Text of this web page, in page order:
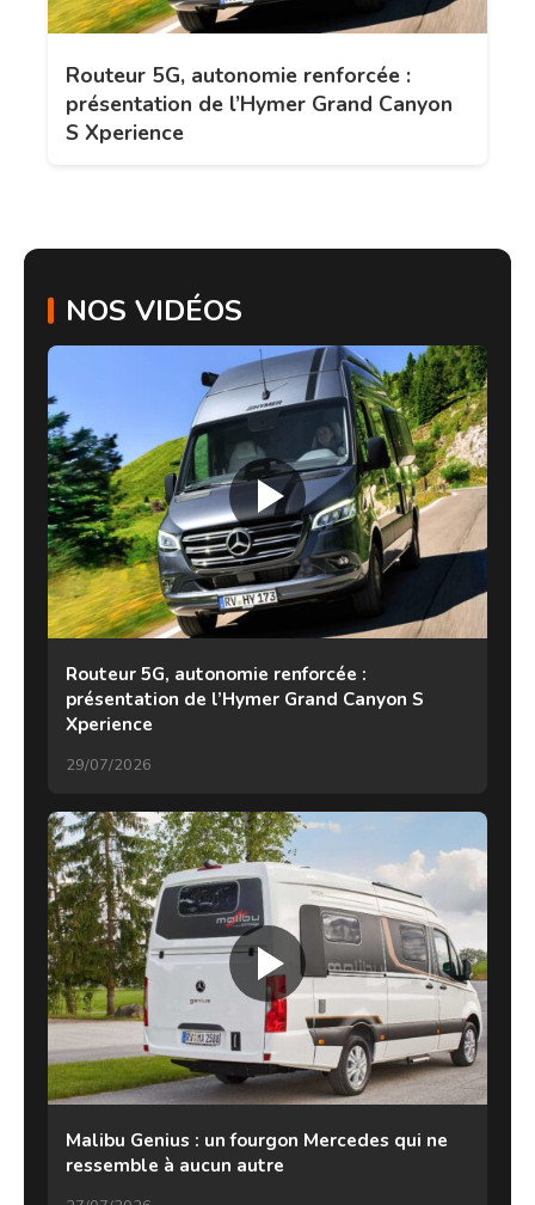
Routeur 5G, autonomie renforcée :
présentation de l’Hymer Grand Canyon
S Xperience
NOS VIDÉOS
Routeur 5G, autonomie renforcée :
présentation de l’Hymer Grand Canyon S
Xperience
29/07/2026
Malibu Genius : un fourgon Mercedes qui ne
ressemble à aucun autre